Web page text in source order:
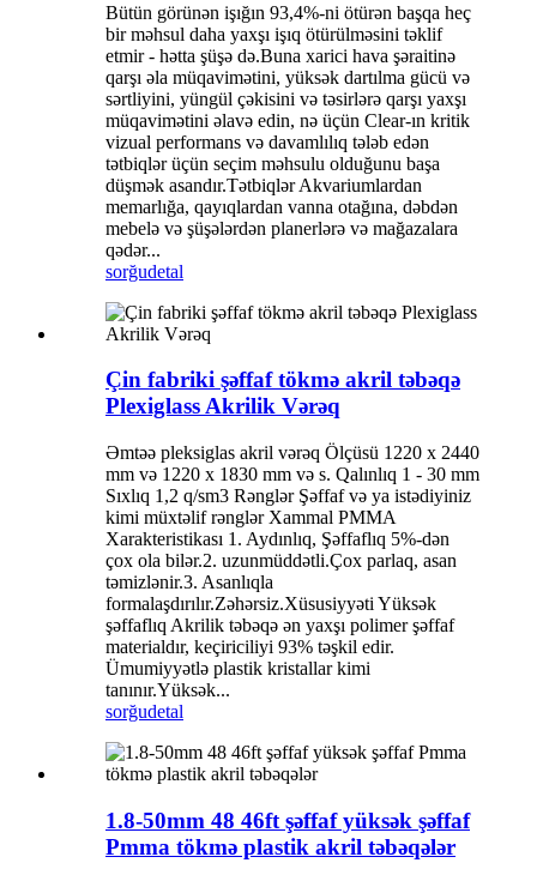
Bütün görünən işığın 93,4%-ni ötürən başqa heç
bir məhsul daha yaxşı işıq ötürülməsini təklif
etmir - hətta şüşə də.Buna xarici hava şəraitinə
qarşı əla müqavimətini, yüksək dartılma gücü və
sərtliyini, yüngül çəkisini və təsirlərə qarşı yaxşı
müqavimətini əlavə edin, nə üçün Clear-ın kritik
vizual performans və davamlılıq tələb edən
tətbiqlər üçün seçim məhsulu olduğunu başa
düşmək asandır.Tətbiqlər Akvariumlardan
memarlığa, qayıqlardan vanna otağına, dəbdən
mebelə və şüşələrdən planerlərə və mağazalara
qədər...
sorğudetal
Çin fabriki şəffaf tökmə akril təbəqə
Plexiglass Akrilik Vərəq
Əmtəə pleksiglas akril vərəq Ölçüsü 1220 x 2440
mm və 1220 x 1830 mm və s. Qalınlıq 1 - 30 mm
Sıxlıq 1,2 q/sm3 Rənglər Şəffaf və ya istədiyiniz
kimi müxtəlif rənglər Xammal PMMA
Xarakteristikası 1. Aydınlıq, Şəffaflıq 5%-dən
çox ola bilər.2. uzunmüddətli.Çox parlaq, asan
təmizlənir.3. Asanlıqla
formalaşdırılır.Zəhərsiz.Xüsusiyyəti Yüksək
şəffaflıq Akrilik təbəqə ən yaxşı polimer şəffaf
materialdır, keçiriciliyi 93% təşkil edir.
Ümumiyyətlə plastik kristallar kimi
tanınır.Yüksək...
sorğudetal
1.8-50mm 48 46ft şəffaf yüksək şəffaf
Pmma tökmə plastik akril təbəqələr